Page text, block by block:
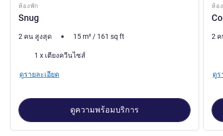
ห้องพัก
Snug
2 คน สูงสุด 15 m²/ 161 sq ft
เครื่องนอน
1 x เตียงควีนไซส์
ดูรายละเอียด
ดูความพร้อมบริการ
ห้อ
2
ดูร